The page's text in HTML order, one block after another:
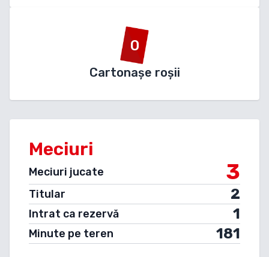
0
Cartonașe roșii
Meciuri
Meciuri jucate 3
Titular 2
Intrat ca rezervă 1
Minute pe teren 181